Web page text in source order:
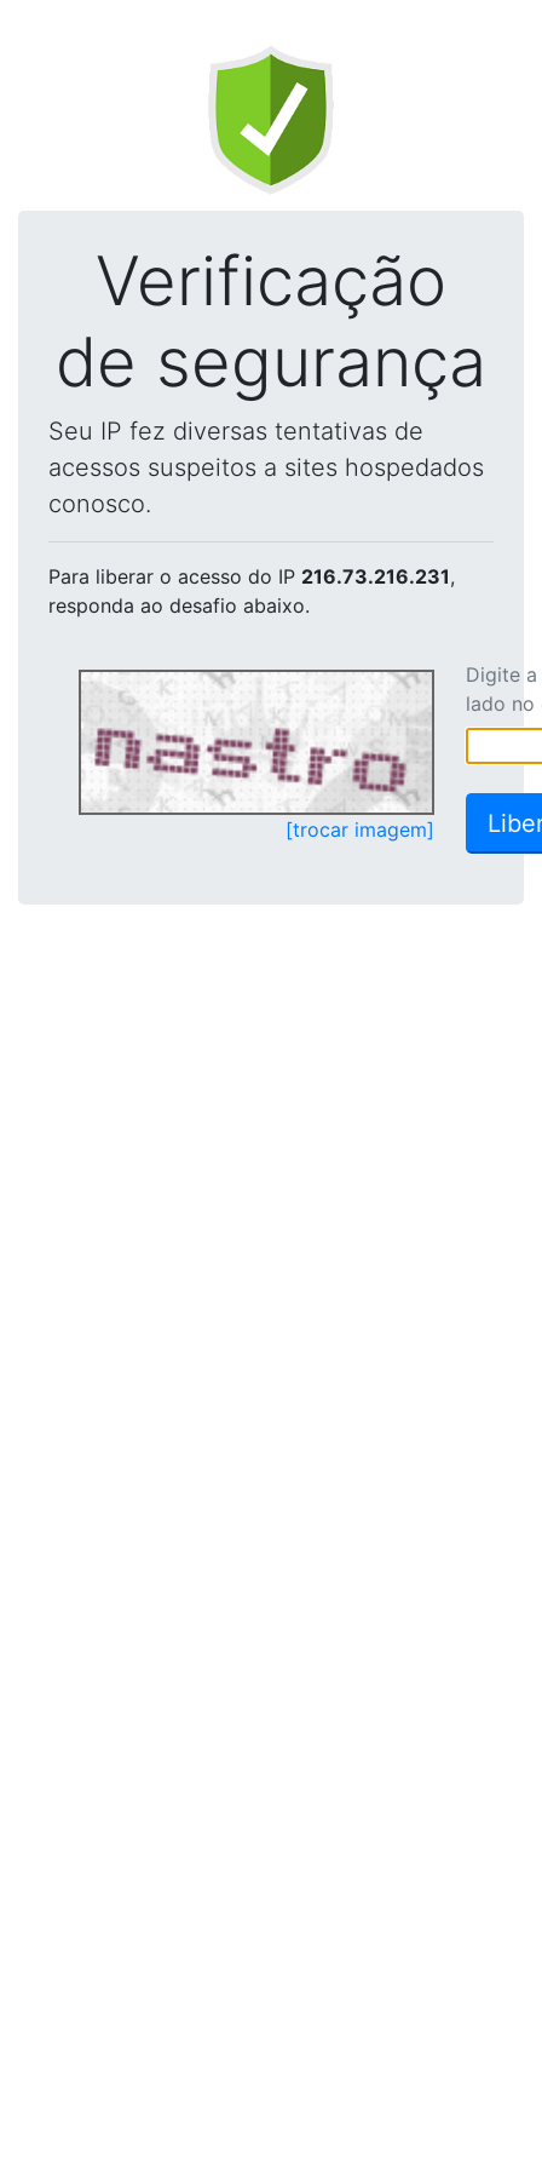
Verificação
de segurança
Seu IP fez diversas tentativas de
acessos suspeitos a sites hospedados
conosco.
Para liberar o acesso do IP 216.73.216.231,
responda ao desafio abaixo.
[trocar imagem]
Digite
lado no